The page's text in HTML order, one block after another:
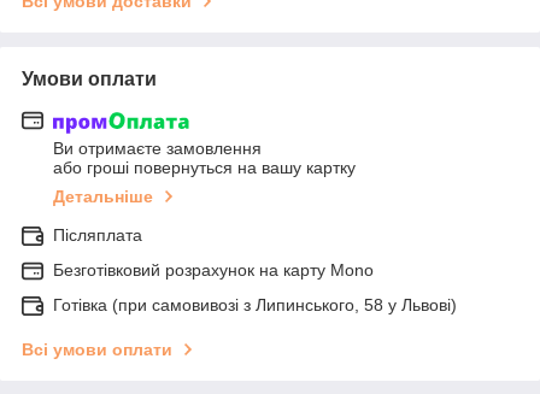
Умови оплати
Ви отримаєте замовлення
або гроші повернуться на вашу картку
Детальніше
Післяплата
Безготівковий розрахунок на карту Mono
Готівка (при самовивозі з Липинського, 58 у Львові)
Всі умови оплати